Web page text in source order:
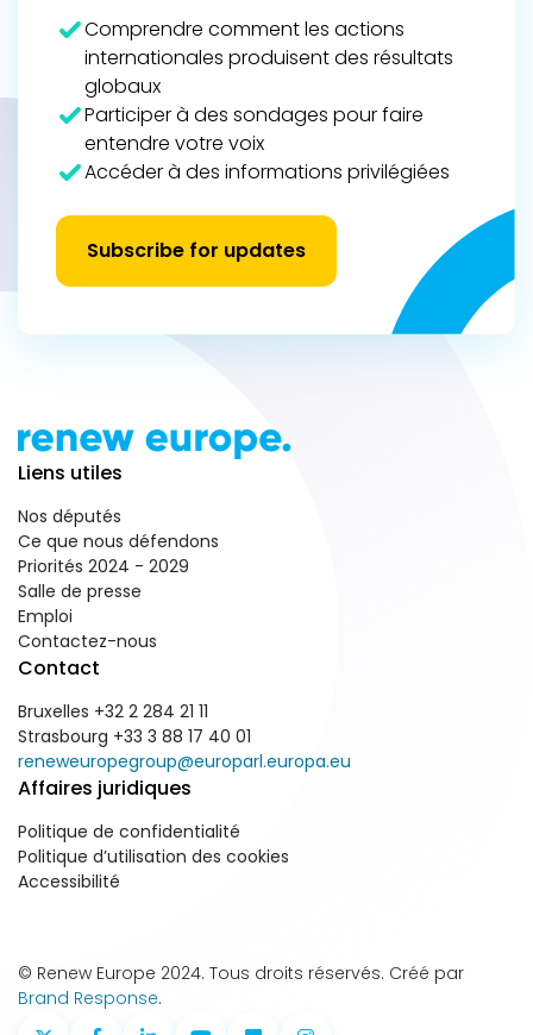
Comprendre comment les actions
internationales produisent des résultats
globaux
Participer à des sondages pour faire
entendre votre voix
Accéder à des informations privilégiées
Subscribe for updates
Liens utiles
Nos députés
Ce que nous défendons
Priorités 2024 - 2029
Salle de presse
Emploi
Contactez-nous
Contact
Bruxelles +32 2 284 21 11
Strasbourg +33 3 88 17 40 01
reneweuropegroup@europarl.europa.eu
Affaires juridiques
Politique de confidentialité
Politique d’utilisation des cookies
Accessibilité
© Renew Europe 2024. Tous droits réservés. Créé par
Brand Response.